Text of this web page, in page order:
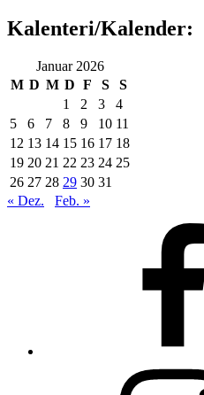
Kalenteri/Kalender:
Januar 2026
M D M D F S
S
1
2 3
4
5
6 7 8 9 10 11
12 13 14 15 16 17 18
19 20 21 22 23 24 25
26 27 28 29 30 31
« Dez.
Feb. »